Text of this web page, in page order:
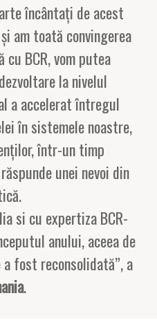
încântați de acest
am toată convingerea
cu BCR, vom putea
la nivelul
a accelerat întregul
în sistemele noastre,
într-un timp
unei nevoi din
si cu expertiza BCR-
anului, aceea de
fost reconsolidată”, a
.